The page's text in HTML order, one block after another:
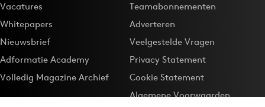
Vacatures
Whitepapers
Nieuwsbrief
Adformatie Academy
Volledig Magazine Archief
Teamabonnementen
Adverteren
Veelgestelde Vragen
Privacy Statement
Cookie Statement
Algemene Voorwaarden